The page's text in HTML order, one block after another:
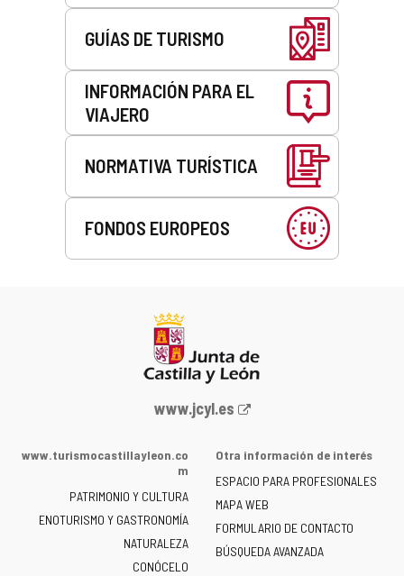
GUÍAS DE TURISMO
INFORMACIÓN PARA EL
VIAJERO
NORMATIVA TURÍSTICA
FONDOS EUROPEOS
Portal
la
de
Castilla
y
León
www.jcyl.es
www.turismocastillayleon.co
m
PATRIMONIO Y CULTURA
ENOTURISMO Y GASTRONOMÍA
NATURALEZA
CONÓCELO
Otra información de interés
ESPACIO PARA PROFESIONALES
MAPA WEB
FORMULARIO DE CONTACTO
BÚSQUEDA AVANZADA